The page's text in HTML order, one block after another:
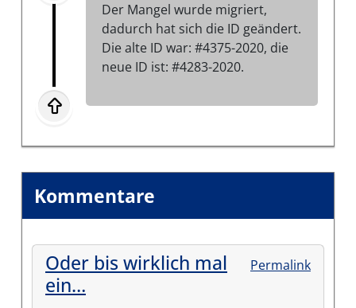
Der Mangel wurde migriert,
dadurch hat sich die ID geändert.
Die alte ID war: #4375-2020, die
neue ID ist: #4283-2020.
Kommentare
Oder bis wirklich mal
ein…
Permalink